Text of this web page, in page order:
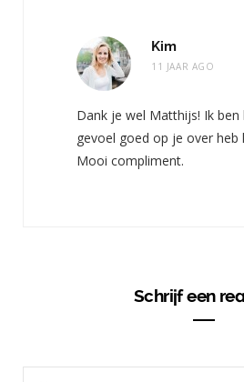
Kim
11 JAAR AGO
Dank je wel Matthijs! Ik
gevoel goed op je over heb
Mooi compliment.
Schrijf een